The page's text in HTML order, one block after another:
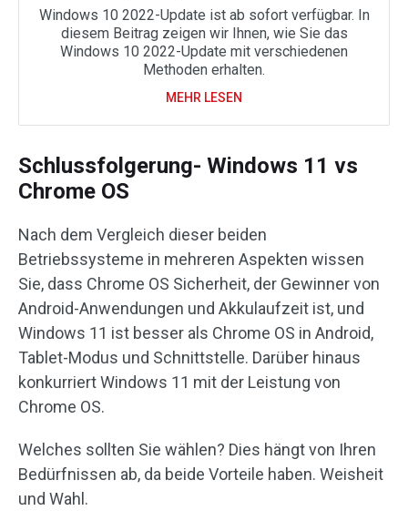
Windows 10 2022-Update ist ab sofort verfügbar. In
diesem Beitrag zeigen wir Ihnen, wie Sie das
Windows 10 2022-Update mit verschiedenen
Methoden erhalten.
MEHR LESEN
Schlussfolgerung- Windows 11 vs
Chrome OS
Nach dem Vergleich dieser beiden
Betriebssysteme in mehreren Aspekten wissen
Sie, dass Chrome OS Sicherheit, der Gewinner von
Android-Anwendungen und Akkulaufzeit ist, und
Windows 11 ist besser als Chrome OS in Android,
Tablet-Modus und Schnittstelle. Darüber hinaus
konkurriert Windows 11 mit der Leistung von
Chrome OS.
Welches sollten Sie wählen? Dies hängt von Ihren
Bedürfnissen ab, da beide Vorteile haben. Weisheit
und Wahl.